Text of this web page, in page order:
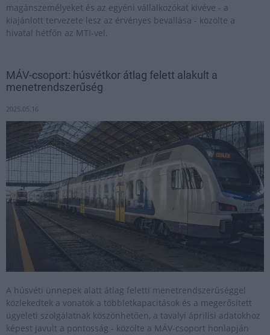
magánszemélyeket és az egyéni vállalkozókat kivéve - a
kiajánlott tervezete lesz az érvényes bevallása - közölte a
hivatal hétfőn az MTI-vel.
MÁV-csoport: húsvétkor átlag felett alakult a
menetrendszerűség
2025.05.16
A húsvéti ünnepek alatt átlag feletti menetrendszerűséggel
közlekedtek a vonatok a többletkapacitások és a megerősített
ügyeleti szolgálatnak köszönhetően, a tavalyi áprilisi adatokhoz
képest javult a pontosság - közölte a MÁV-csoport honlapján